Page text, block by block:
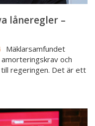
låneregler –
Mäklarsamfundet
och
regeringen. Det är ett